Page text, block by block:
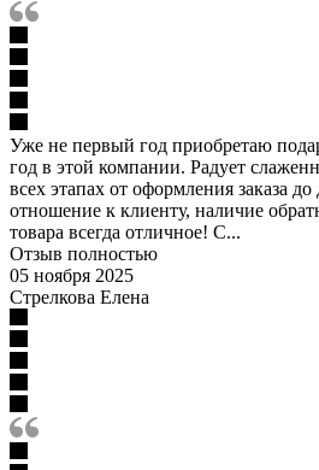
Уже не первый год приобретаю
год в этой компании. Радует
всех этапах от оформления заказа
отношение к клиенту, наличие
товара всегда отличное! С...
Отзыв полностью
05 ноября 2025
Стрелкова Елена